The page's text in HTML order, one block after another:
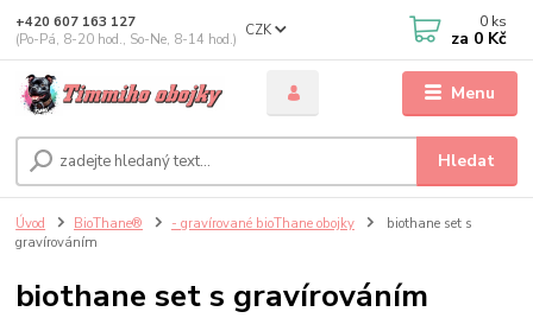
Menu
CZK
Hledat
+420 607 163 127
(Po-Pá, 8-20 hod., So-Ne, 8-14 hod.)
0 ks
za 0 Kč
Úvod BioThane® - gravírované bioThane obojky
biothane set s
gravírováním
biothane set s gravírováním